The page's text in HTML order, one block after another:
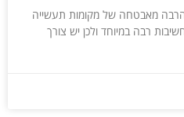
מאבטחה של מקומות תעשייה
רבה במיוחד ולכן יש צורך